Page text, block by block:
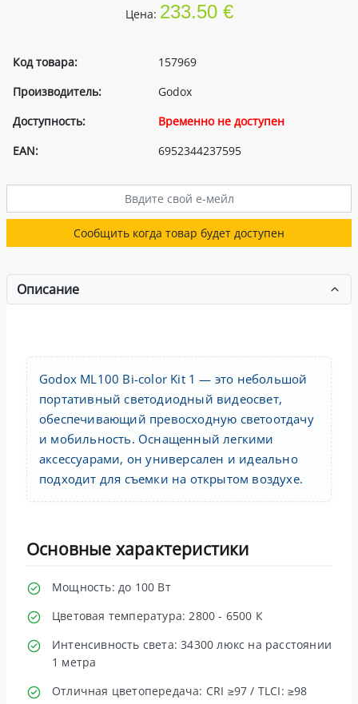
Цена: 233.50 €
Код товара:
157969
Производитель:
Godox
Доступность:
Временно не доступен
EAN:
6952344237595
Сообщить когда товар будет доступен
Описание
Godox ML100 Bi-color Kit 1 — это небольшой
портативный светодиодный видеосвет,
обеспечивающий превосходную светоотдачу
и мобильность. Оснащенный легкими
аксессуарами, он универсален и идеально
подходит для съемки на открытом воздухе.
Основные характеристики
Мощность: до 100 Вт
Цветовая температура: 2800 - 6500 К
Интенсивность света: 34300 люкс на расстоянии
1 метра
Отличная цветопередача: CRI ≥97 / TLCI: ≥98